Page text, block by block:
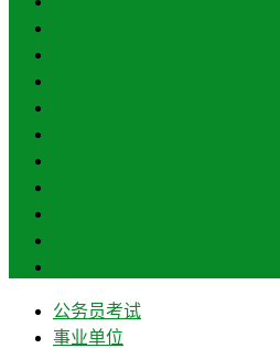
公务员考试
事业单位